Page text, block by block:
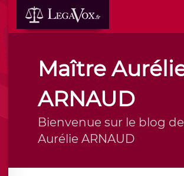
Maître
ARNAUD
Bienvenue sur le blog
Aurélie ARNAUD